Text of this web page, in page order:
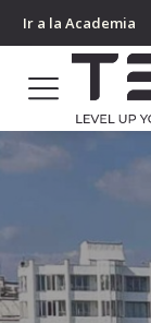
Ir a la Academia